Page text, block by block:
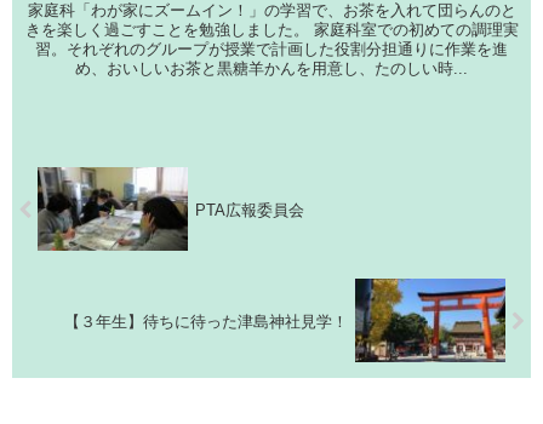
家庭科「わが家にズームイン！」の学習で、お茶を入れて団らんのと
きを楽しく過ごすことを勉強しました。 家庭科室での初めての調理実
習。それぞれのグループが授業で計画した役割分担通りに作業を進
め、おいしいお茶と黒糖羊かんを用意し、たのしい時...
PTA広報委員会
【３年生】待ちに待った津島神社見学！